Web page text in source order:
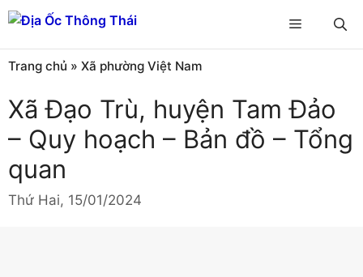
Chuyển
đến
nội
dung
Menu
Trang chủ » Xã phường Việt Nam
Xã Đạo Trù, huyện Tam Đảo
– Quy hoạch – Bản đồ – Tổng
quan
Thứ Hai, 15/01/2024